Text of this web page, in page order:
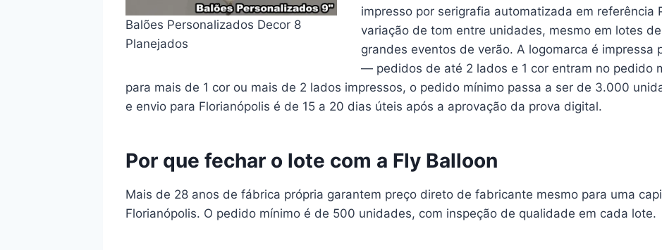
Balões Personalizados Decor 8
Planejados
impresso por serigrafia automatizada em referência
variação de tom entre unidades, mesmo em lotes
grandes eventos de verão. A logomarca é impressa
— pedidos de até 2 lados e 1 cor entram no pedido
para mais de 1 cor ou mais de 2 lados impressos, o pedido mínimo passa a ser de 3.000
e envio para Florianópolis é de 15 a 20 dias úteis após a aprovação da prova digital.
Por que fechar o lote com a Fly Balloon
Mais de 28 anos de fábrica própria garantem preço direto de fabricante mesmo para uma
Florianópolis. O pedido mínimo é de 500 unidades, com inspeção de qualidade em cada lote.